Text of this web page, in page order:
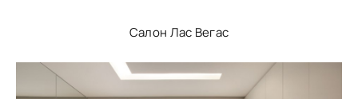
Салон Лас Вегас